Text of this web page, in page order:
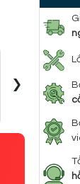
Đèn bàn chân
tinh DB45
2.200.000
›